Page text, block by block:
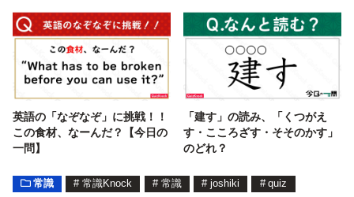
英語の「なぞなぞ」に挑戦！！
この食材、なーんだ？【今日の
一問】
「建す」の読み、「くつがえ
す・こころざす・そそのかす」
のどれ？
常識 # 常識Knock # 常識 # joshiki # quiz